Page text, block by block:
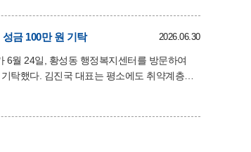
해진
지역사회를
금 100만 원 기탁 2026.06.30
6월 24일, 황성동 행정복지센터를 방문하여
취약계층을